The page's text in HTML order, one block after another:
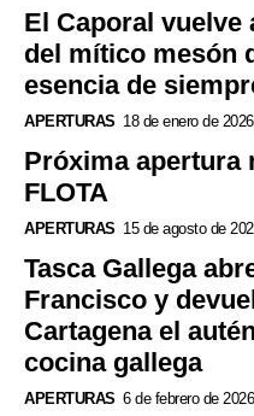
El Caporal vuelve
del mítico mesón
esencia de
APERTURAS 18 de enero de
Próxima apertura
FLOTA
APERTURAS 15 de agosto de
Tasca Gallega
Francisco y
Cartagena el
cocina gallega
APERTURAS 6 de febrero de